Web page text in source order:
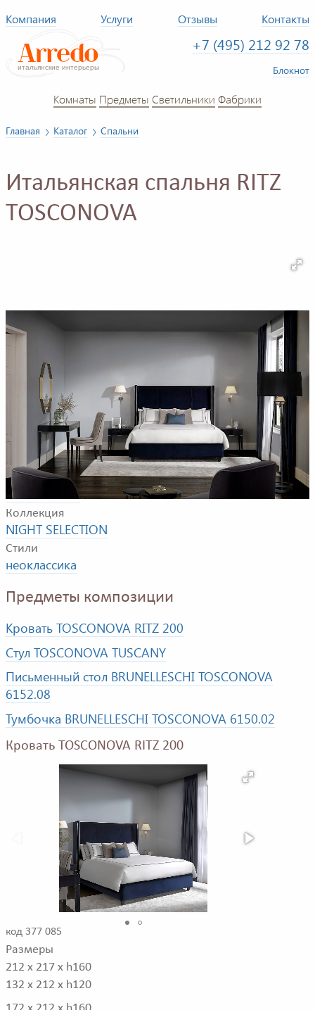
Компания Услуги Отзывы Контакты
+7 (495) 212 92 78
Блокнот
Комнаты Предметы Светильники Фабрики
Главная Каталог Спальни
Итальянская спальня RITZ
TOSCONOVA
Пример композиции для спальни в неоклассическом
стиле. Сюда входят: кровать, прикроватные тумбочки,
стол, стул. Остальные предметы доступны по запросу.
Фабрика
TOSCONOVA
Коллекция
NIGHT SELECTION
Стили
неоклассика
Предметы композиции
Кровать TOSCONOVA RITZ 200
Стул TOSCONOVA TUSCANY
Письменный стол BRUNELLESCHI TOSCONOVA
6152.08
Тумбочка BRUNELLESCHI TOSCONOVA 6150.02
Кровать TOSCONOVA RITZ 200
код 377 085
Размеры
212 x 217 x h160
132 x 212 x h120